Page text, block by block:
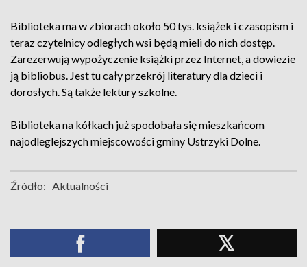
Biblioteka ma w zbiorach około 50 tys. książek i czasopism i
teraz czytelnicy odległych wsi będą mieli do nich dostęp.
Zarezerwują wypożyczenie książki przez Internet, a dowiezie
ją bibliobus. Jest tu cały przekrój literatury dla dzieci i
dorosłych. Są także lektury szkolne.
Biblioteka na kółkach już spodobała się mieszkańcom
najodleglejszych miejscowości gminy Ustrzyki Dolne.
Źródło: Aktualności